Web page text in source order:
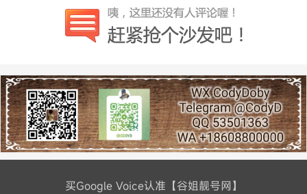
买Google Voice认准【谷姐靓号网】